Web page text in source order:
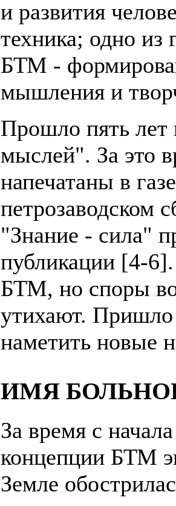
и развития
техника; одно
БТМ -
мышления и
Прошло пять лет
мыслей". За это
напечатаны в
петрозаводском
"Знание - сила"
публикации [4-
БТМ, но споры
утихают. Пришло
наметить новые
ИМЯ
За время с
концепции БТМ
Земле